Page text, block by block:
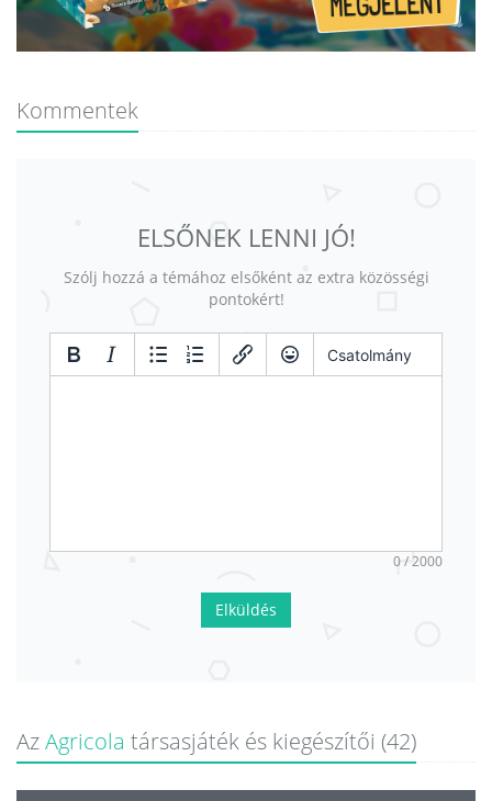
Kommentek
ELSŐNEK LENNI JÓ!
Szólj hozzá a témához elsőként az extra közösségi
pontokért!
Csatolmány
0 / 2000
Elküldés
AzAgricola társasjáték és kiegészítői (42)